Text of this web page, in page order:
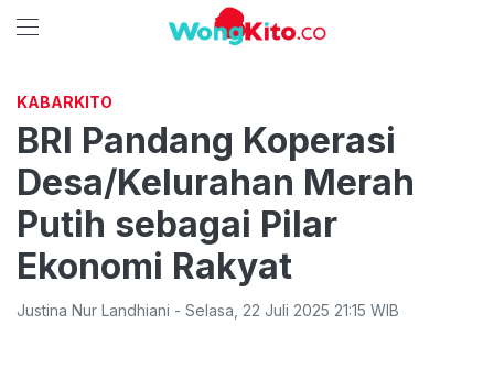
KABARKITO
BRI Pandang Koperasi
Desa/Kelurahan Merah
Putih sebagai Pilar
Ekonomi Rakyat
Justina Nur Landhiani - Selasa 22 Juli 2025 21:15 WIB